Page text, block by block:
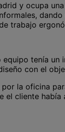
y ocupa
trabajo
tenía
con el
la oficina
cliente había